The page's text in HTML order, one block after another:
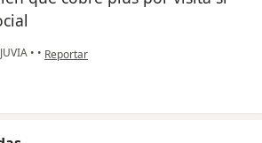
JUVIA • • en opinión del usuario paciente
Reportar